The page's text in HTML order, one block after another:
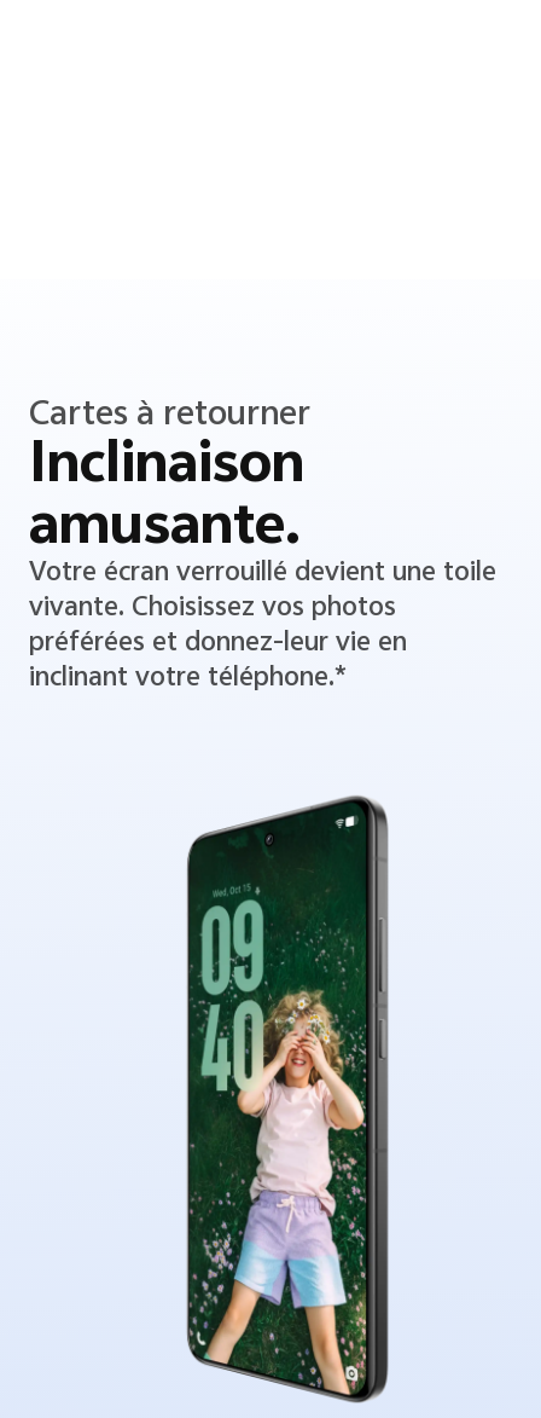
Cartes à retourner
Inclinaison
amusante.
Votre écran verrouillé devient une toile
vivante. Choisissez vos photos
préférées et donnez-leur vie en